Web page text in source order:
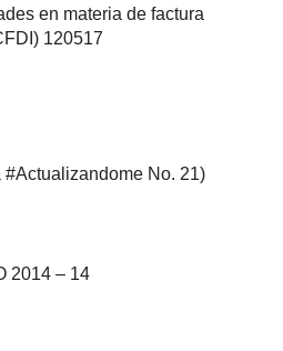
en materia de factura
120517
No. 21)
2014 – 14